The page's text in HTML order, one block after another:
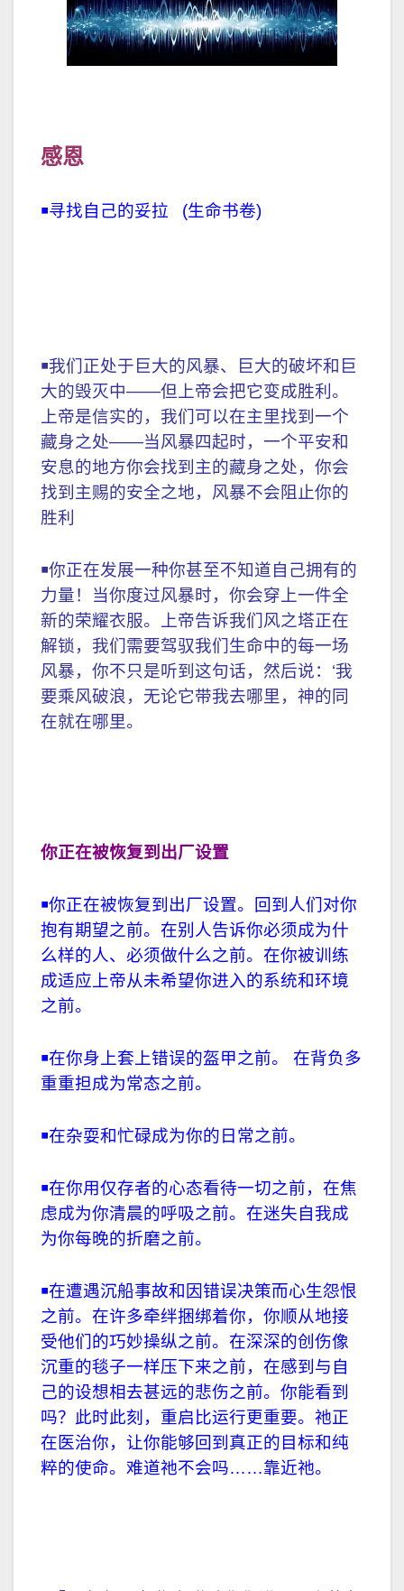
感恩
￭寻找自己的妥拉 (生命书卷)
￭我们正处于巨大的风暴、巨大的破坏和巨
大的毁灭中——但上帝会把它变成胜利。
上帝是信实的，我们可以在主里找到一个
藏身之处——当风暴四起时，一个平安和
安息的地方你会找到主的藏身之处，你会
找到主赐的安全之地，风暴不会阻止你的
胜利
￭你正在发展一种你甚至不知道自己拥有的
力量！当你度过风暴时，你会穿上一件全
新的荣耀衣服。上帝告诉我们风之塔正在
解锁，我们需要驾驭我们生命中的每一场
风暴，你不只是听到这句话，然后说：‘我
要乘风破浪，无论它带我去哪里，神的同
在就在哪里。
你正在被恢复到出厂设置
￭你正在被恢复到出厂设置。回到人们对你
抱有期望之前。在别人告诉你必须成为什
么样的人、必须做什么之前。在你被训练
成适应上帝从未希望你进入的系统和环境
之前。
￭在你身上套上错误的盔甲之前。 在背负多
重重担成为常态之前。
￭在杂耍和忙碌成为你的日常之前。
￭在你用仅存者的心态看待一切之前，在焦
虑成为你清晨的呼吸之前。在迷失自我成
为你每晚的折磨之前。
￭在遭遇沉船事故和因错误决策而心生怨恨
之前。在许多牵绊捆绑着你，你顺从地接
受他们的巧妙操纵之前。在深深的创伤像
沉重的毯子一样压下来之前，在感到与自
己的设想相去甚远的悲伤之前。你能看到
吗？此时此刻，重启比运行更重要。祂正
在医治你，让你能够回到真正的目标和纯
粹的使命。难道祂不会吗……靠近祂。